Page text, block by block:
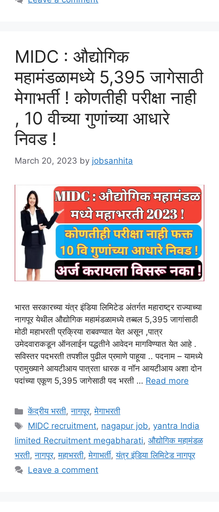
MIDC : औद्योगिक
महामंडळामध्ये 5,395 जागेसाठी
मेगाभर्ती ! कोणतीही परीक्षा नाही
, 10 वीच्या गुणांच्या आधारे
निवड !
March 20, 2023 by jobsanhita
भारत सरकारच्या यंत्र इंडिया लिमिटेड अंतर्गत महाराष्ट्र राज्याच्या
नागपूर येथील औद्योगिक महामंडळामध्ये तब्बल 5,395 जागांसाठी
मोठी महाभरती प्रक्रिया राबवण्यात येत असून ,पात्र
उमेदवाराकडून ऑनलाईन पद्धतीने आवेदन मागविण्यात येत आहे .
सविस्तर पदभरती तपशील पुढील प्रमाणे पाहूया .. पदनाम – यामध्ये
प्रामुख्याने आयटीआय पात्रता धारक व नॉन आयटीआय अशा दोन
पदांच्या एकूण 5,395 जागेसाठी पद भरती … Read more
Categories
केंद्रीय भरती,नागपूर,मेगाभरती
Tags
MIDC recruitment, nagapur job,yantra India
limited Recruitment megabharati, औद्योगिक महामंडळ
भरती,नागपूर,महाभरती,मेगाभर्ती,यंत्र इंडिया लिमिटेड नागपूर
Leave a comment